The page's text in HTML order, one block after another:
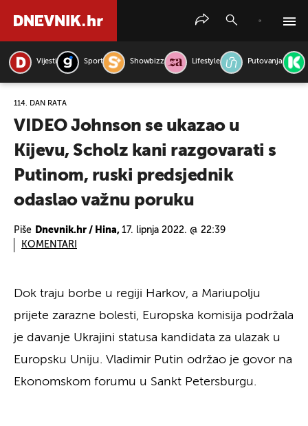
Vijesti Sport Showbizz Lifestyle Putovanja
114. DAN RATA
VIDEO Johnson se ukazao u
Kijevu, Scholz kani razgovarati s
Putinom, ruski predsjednik
odaslao važnu poruku
Piše Dnevnik.hr / Hina, 17. lipnja 2022. @ 22:39
KOMENTARI
Dok traju borbe u regiji Harkov, a Mariupolju
prijete zarazne bolesti, Europska komisija podržala
je davanje Ukrajini statusa kandidata za ulazak u
Europsku Uniju. Vladimir Putin održao je govor na
Ekonomskom forumu u Sankt Petersburgu.
PRETRAŽITE VIJESTI